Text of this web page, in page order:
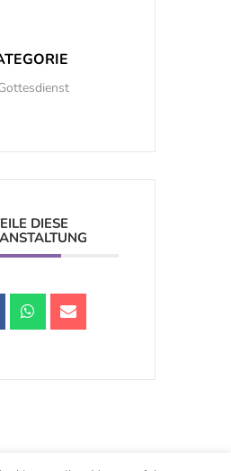
DIESE
25, 5020 Salzburg